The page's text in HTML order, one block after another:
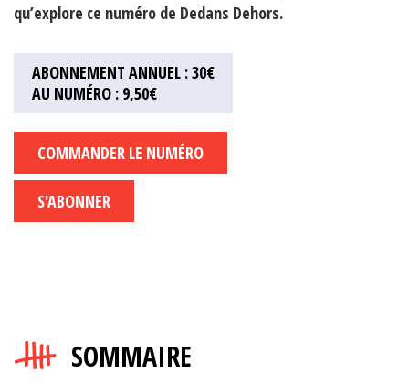
qu’explore ce numéro de Dedans Dehors.
ABONNEMENT ANNUEL : 30€
AU NUMÉRO : 9,50€
COMMANDER LE NUMÉRO
S'ABONNER
SOMMAIRE